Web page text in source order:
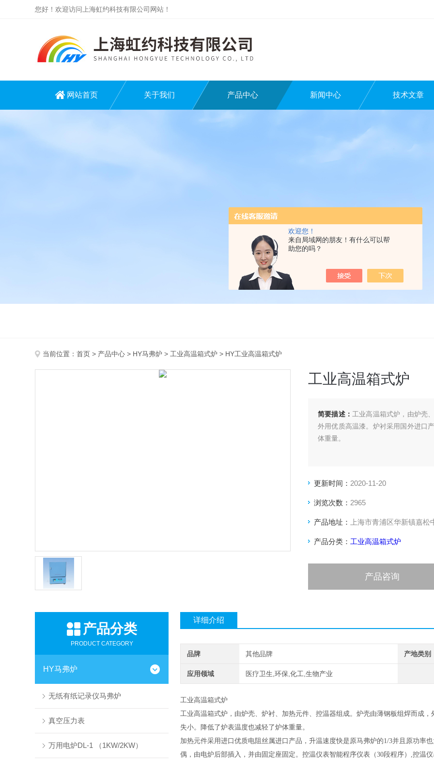
欢迎您！
来自局域网的朋友！有什么可以帮
助您的吗？
您好！欢迎访问上海虹约科技有限公司网站！
网站首页 关于我们 产品中心 新闻中心 技术文章
当前位置： 首页 > 产品中心 > HY马弗炉 > 工业高温箱式炉 > HY工业高温箱式炉
工业高温箱式炉
简要描述： 工业高温箱式炉，由炉壳
外用优质高温漆。炉衬采用国外进口
体重量。
更新时间： 2020-11-20
浏览次数： 2965
产品地址： 上海市青浦区华新镇嘉松
产品分类： 工业高温箱式炉
产品咨询
产品分类
PRODUCT CATEGORY
HY马弗炉
无纸有纸记录仪马弗炉
真空压力表
万用电炉DL-1 （1KW/2KW）
详细介绍
品牌 其他品牌 产地类别
应用领域 医疗卫生,环保,化工,生物产业
工业高温箱式炉
工业高温箱式炉，由炉壳、炉衬、加热元件、控温器组成。炉壳由薄钢板组焊而成
失小。降低了炉表温度也减轻了炉体重量。
加热元件采用进口优质电阻丝属进口产品，升温速度快是原马弗炉的1/3并且原功率
偶，由电炉后部插入，并由固定座固定。控温仪表智能程序仪表（30段程序）,控温